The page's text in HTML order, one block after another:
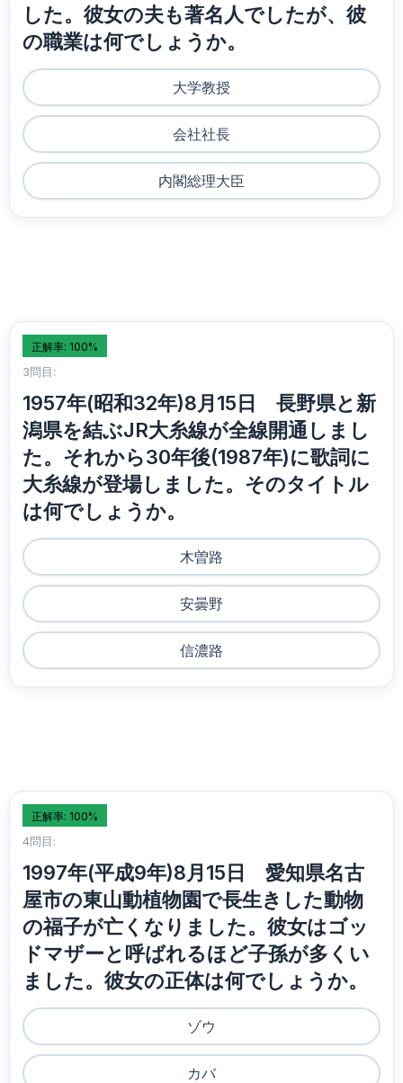
した。彼女の夫も著名人でしたが、彼
の職業は何でしょうか。
大学教授
会社社長
内閣総理大臣
正解率: 100%
3問目:
1957年(昭和32年)8月15日 長野県と新
潟県を結ぶJR大糸線が全線開通しまし
た。それから30年後(1987年)に歌詞に
大糸線が登場しました。そのタイトル
は何でしょうか。
木曽路
安曇野
信濃路
正解率: 100%
4問目:
1997年(平成9年)8月15日 愛知県名古
屋市の東山動植物園で長生きした動物
の福子が亡くなりました。彼女はゴッ
ドマザーと呼ばれるほど子孫が多くい
ました。彼女の正体は何でしょうか。
ゾウ
カバ